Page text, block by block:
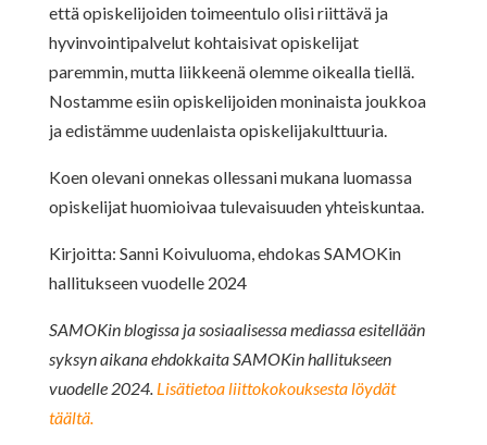
että opiskelijoiden toimeentulo olisi riittävä ja
hyvinvointipalvelut kohtaisivat opiskelijat
paremmin, mutta liikkeenä olemme oikealla tiellä.
Nostamme esiin opiskelijoiden moninaista joukkoa
ja edistämme uudenlaista opiskelijakulttuuria.
Koen olevani onnekas ollessani mukana luomassa
opiskelijat huomioivaa tulevaisuuden yhteiskuntaa.
Kirjoitta: Sanni Koivuluoma, ehdokas SAMOKin
hallitukseen vuodelle 2024
SAMOKin blogissa ja sosiaalisessa mediassa esitellään
syksyn aikana ehdokkaita SAMOKin hallitukseen
vuodelle 2024. Lisätietoa liittokokouksesta löydät
täältä.